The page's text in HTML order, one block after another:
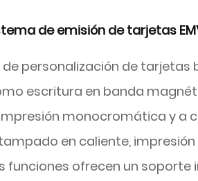
de emisión de tarjetas
de personalización de
escritura en banda
monocromática y a
en caliente,
funciones ofrecen un